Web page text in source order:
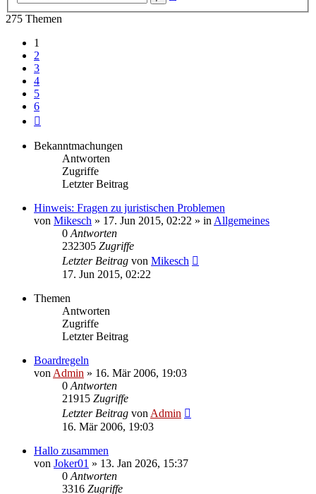
275 Themen
1
2
3
4
5
6
Bekanntmachungen
Antworten
Zugriffe
Letzter Beitrag
Hinweis: Fragen zu juristischen Problemen
von Mikesch » 17. Jun 2015, 02:22 » in Allgemeines
0 Antworten
232305 Zugriffe
Letzter Beitrag von Mikesch
17. Jun 2015, 02:22
Themen
Antworten
Zugriffe
Letzter Beitrag
Boardregeln
von Admin » 16. Mär 2006, 19:03
0 Antworten
21915 Zugriffe
Letzter Beitrag von Admin
16. Mär 2006, 19:03
Hallo zusammen
von Joker01 » 13. Jan 2026, 15:37
0 Antworten
3316 Zugriffe